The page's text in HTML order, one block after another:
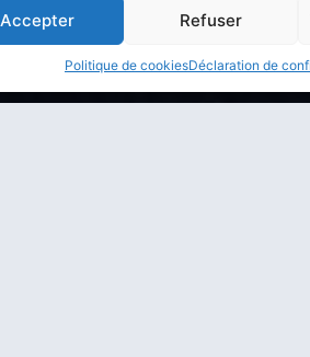
Accepter Refuser
Politique de cookiesDéclaration de